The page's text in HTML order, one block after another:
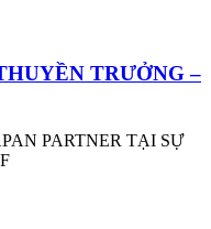
TRƯỞNG –